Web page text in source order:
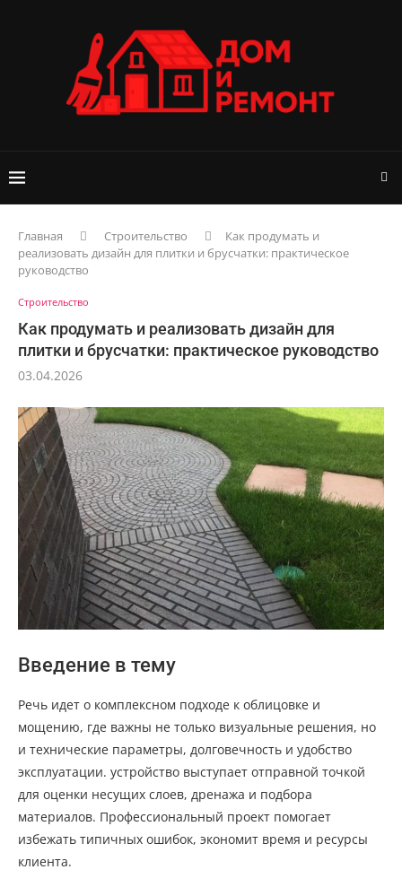
Главная Строительство
Как продумать и
реализовать дизайн для плитки и брусчатки: практическое
руководство
Строительство
Как продумать и реализовать дизайн для
плитки и брусчатки: практическое руководство
03.04.2026
Введение в тему
Речь идет о комплексном подходе к облицовке и
мощению, где важны не только визуальные решения, но
и технические параметры, долговечность и удобство
эксплуатации. устройство выступает отправной точкой
для оценки несущих слоев, дренажа и подбора
материалов. Профессиональный проект помогает
избежать типичных ошибок, экономит время и ресурсы
клиента.